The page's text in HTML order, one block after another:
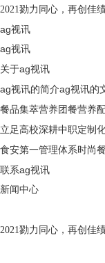
2021勠力同心，再创佳
ag视讯
ag视讯
关于ag视讯
ag视讯的简介ag视讯的
餐品集萃营养团餐营养
立足高校深耕中职定制
食安第一管理体系时尚
联系ag视讯
新闻中心
2021勠力同心，再创佳